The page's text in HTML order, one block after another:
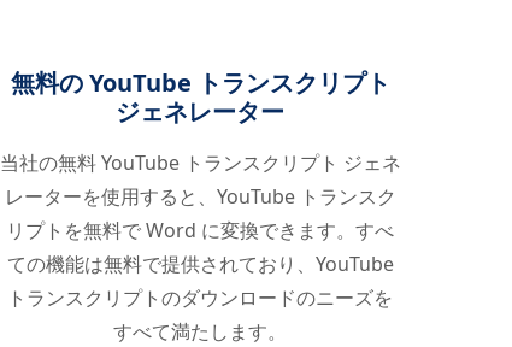
無料の YouTube トランスクリプト
ジェネレーター
当社の無料 YouTube トランスクリプト ジェネ
レーターを使用すると、YouTube トランスク
リプトを無料で Word に変換できます。すべ
ての機能は無料で提供されており、YouTube
トランスクリプトのダウンロードのニーズを
すべて満たします。